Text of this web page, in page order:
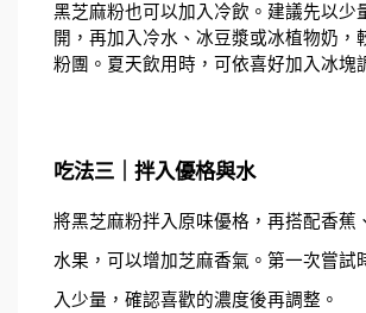
黑芝麻粉也可以加入冷飲。建議先以少
開，再加入冷水、冰豆漿或冰植物奶，
粉團。夏天飲用時，可依喜好加入冰塊
吃法三｜拌入優格與水
將黑芝麻粉拌入原味優格，再搭配香蕉
水果，可以增加芝麻香氣。第一次嘗試
入少量，確認喜歡的濃度後再調整。